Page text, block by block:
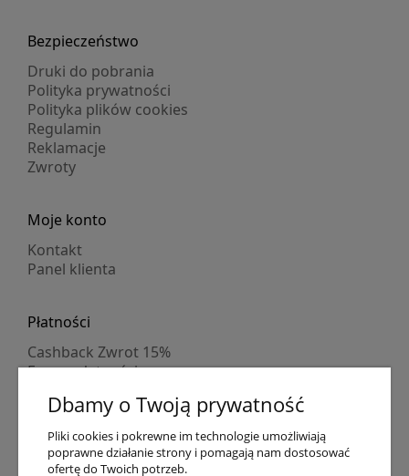
Bezpieczeństwo
Druki do pobrania
Polityka prywatności
Polityka plików cookies
Regulamin
Reklamacje
Zwroty
Moje konto
Kontakt
Panel klienta
Płatności
Cashback Zwrot 15%
Formy płatności
Numer konta
PayPo kupujesz, nie płacisz
Progi rabatowe
Promocje
Dbamy o Twoją prywatność
Pliki cookies i pokrewne im technologie umożliwiają
poprawne działanie strony i pomagają nam dostosować
ofertę do Twoich potrzeb.